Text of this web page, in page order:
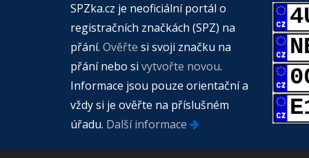
SPZka.cz je neoficiální portál o
registračních značkách (SPZ) na
přání. Ověřte si svoji značku na
přání nebo si vytvořte novou.
Informace jsou pouze orientační a
vždy si je ověřte na příslušném
úřadu. Další informace